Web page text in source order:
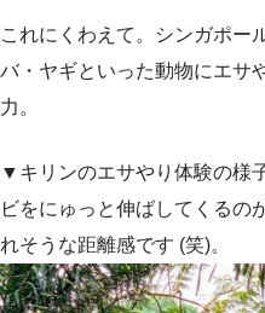
これにくわえて。シンガポー
バ・ヤギといった動物にエサ
力。
▼キリンのエサやり体験の様
ビをにゅっと伸ばしてくる
れそうな距離感です (笑)。